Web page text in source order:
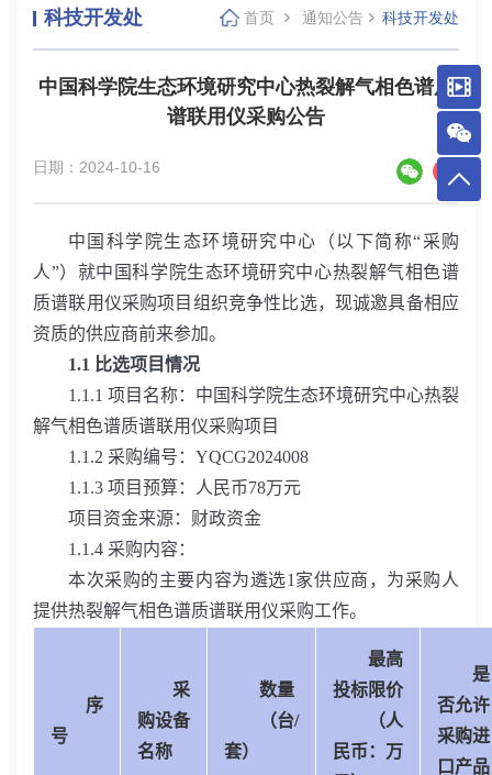
科技开发处 首页 通知公告 科技开发处
中国科学院生态环境研究中心热裂解气相色谱质
谱联用仪采购公告
日期：2024-10-16
中国科学院生态环境研究中心（以下简称“采购
人”）就中国科学院生态环境研究中心热裂解气相色谱
质谱联用仪采购项目组织竞争性比选，现诚邀具备相应
资质的供应商前来参加。
1.1 比选项目情况
1.1.1 项目名称：中国科学院生态环境研究中心热裂
解气相色谱质谱联用仪采购项目
1.1.2 采购编号： YQCG2024008
1.1.3 项目预算：人民币78万元
项目资金来源：财政资金
1.1.4 采购内容：
本次采购的主要内容为遴选1 家供应商，为采购人
提供热裂解气相色谱质谱联用仪采购工作。
序
号
采
购设备
名称
数量
（台/
套）
最高
投标限价
（人
民币：万
是
否允许
采购进
口产品